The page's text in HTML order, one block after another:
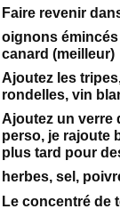
Faire revenir
oignons émincés
canard (meilleur)
Ajoutez les
rondelles, vin
Ajoutez un verre
perso, je rajoute
plus tard pour
herbes, sel,
Le concentré de